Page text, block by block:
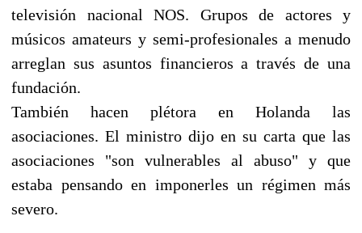
televisión nacional NOS. Grupos de actores y
músicos amateurs y semi-profesionales a menudo
arreglan sus asuntos financieros a través de una
fundación.
También hacen plétora en Holanda las
asociaciones. El ministro dijo en su carta que las
asociaciones "son vulnerables al abuso" y que
estaba pensando en imponerles un régimen más
severo.